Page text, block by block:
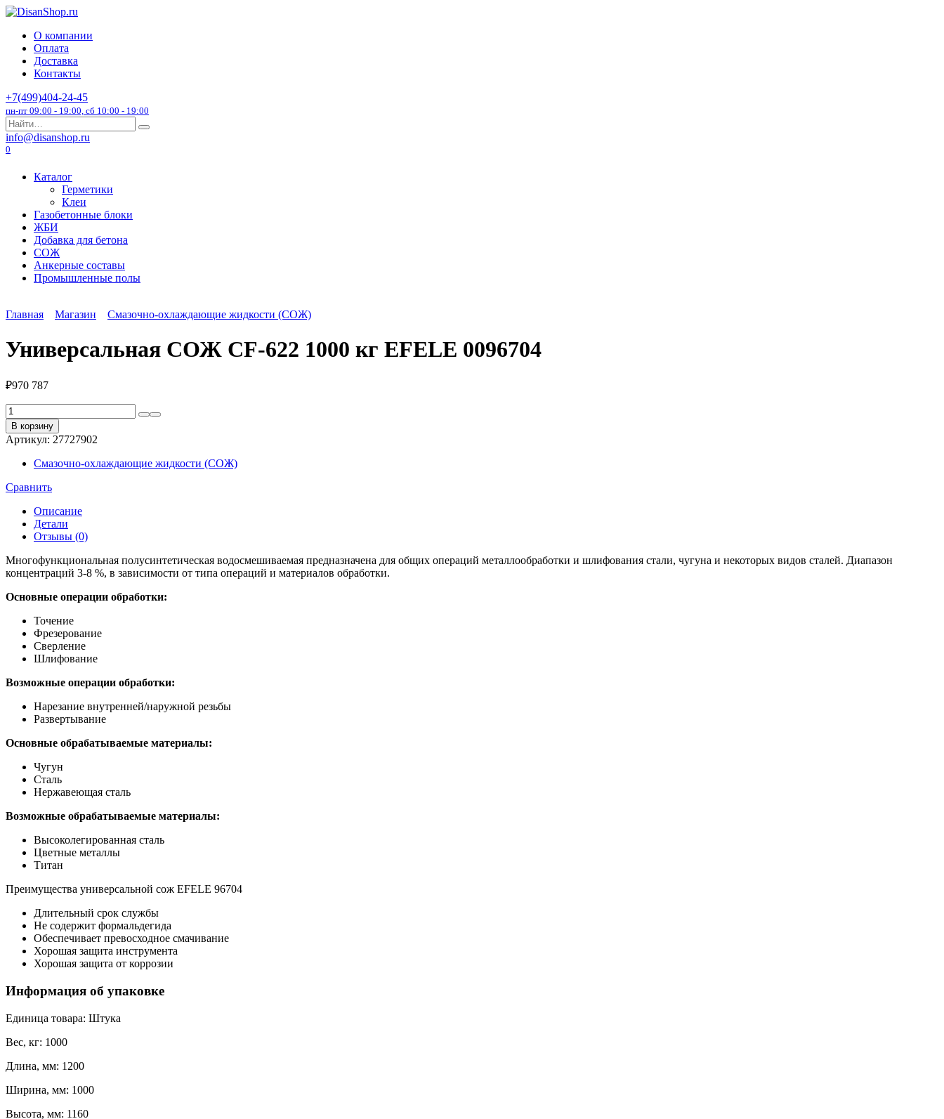
Перейти
содержанию
О компании
Оплата
Доставка
Контакты
+7(499)404-24-45
пн-пт 09:00 - 19:00, сб 10:00 - 19:00
Search
for:
info@disanshop.ru
0
Каталог
Герметики
Клеи
Газобетонные блоки
ЖБИ
Добавка для бетона
СОЖ
Анкерные составы
Промышленные полы
Главная Магазин Смазочно-охлаждающие жидкости (СОЖ)
Универсальная СОЖ CF-622 1000 кг EFELE 0096704
₽970 787
Количество
товара
Универсальная
СОЖ
1000
EFELE
0096704
В корзину
Артикул: 27727902
Смазочно-охлаждающие жидкости (СОЖ)
Сравнить
Описание
Детали
Отзывы (0)
Многофункциональная полусинтетическая водосмешиваемая предназначена для общих операций металлообработки и шлифования стали, чугуна и некоторых видов сталей. Диапазон
концентраций 3-8 %, в зависимости от типа операций и материалов обработки.
Основные операции обработки:
Точение
Фрезерование
Сверление
Шлифование
Возможные операции обработки:
Нарезание внутренней/наружной резьбы
Развертывание
Основные обрабатываемые материалы:
Чугун
Сталь
Нержавеющая сталь
Возможные обрабатываемые материалы:
Высоколегированная сталь
Цветные металлы
Титан
Преимущества универсальной сож EFELE 96704
Длительный срок службы
Не содержит формальдегида
Обеспечивает превосходное смачивание
Хорошая защита инструмента
Хорошая защита от коррозии
Информация об упаковке
Единица товара: Штука
Вес, кг: 1000
Длина, мм: 1200
Ширина, мм: 1000
Высота, мм: 1160